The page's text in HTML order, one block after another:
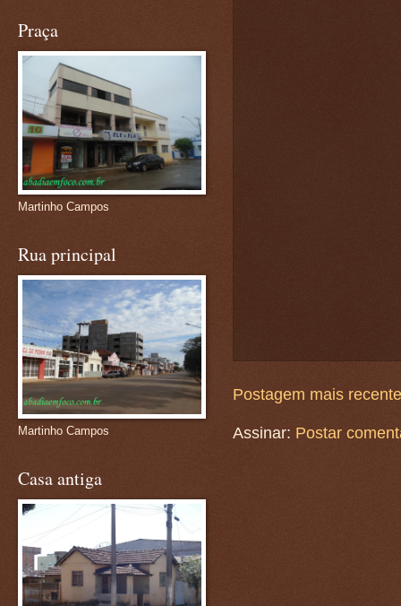
Postagem mais recente
Assinar: Postar
Praça
Martinho Campos
Rua principal
Martinho Campos
Casa antiga